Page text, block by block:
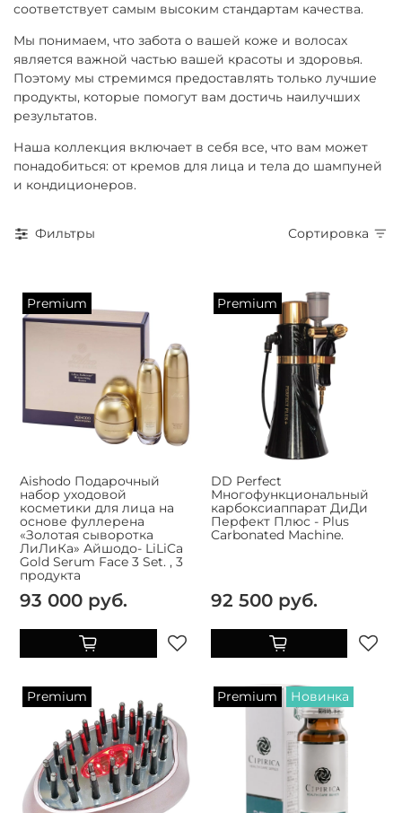
соответствует самым высоким стандартам качества.
Мы понимаем, что забота о вашей коже и волосах
является важной частью вашей красоты и здоровья.
Поэтому мы стремимся предоставлять только лучшие
продукты, которые помогут вам достичь наилучших
результатов.
Наша коллекция включает в себя все, что вам может
понадобиться: от кремов для лица и тела до шампуней
и кондиционеров.
Фильтры Сортировка
Premium
Aishodo Подарочный
набор уходовой
косметики для лица на
основе фуллерена
«Золотая сыворотка
ЛиЛиКа» Айшодо- LiLiCa
Gold Serum Face 3 Set. , 3
продукта
93 000 руб.
Premium
DD Perfect
Многофункциональный
карбоксиаппарат ДиДи
Перфект Плюс - Plus
Carbonated Machine.
92 500 руб.
Premium Premium Новинка